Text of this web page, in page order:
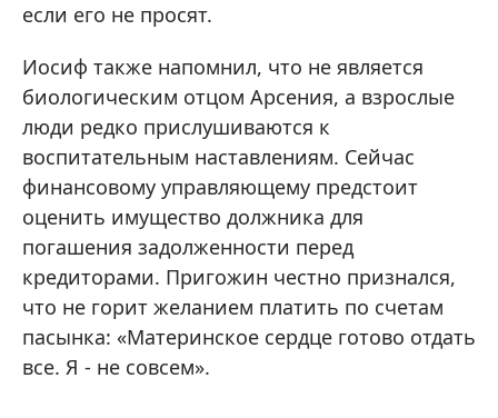
если его не просят.
Иосиф также напомнил, что не является
биологическим отцом Арсения, а взрослые
люди редко прислушиваются к
воспитательным наставлениям. Сейчас
финансовому управляющему предстоит
оценить имущество должника для
погашения задолженности перед
кредиторами. Пригожин честно признался,
что не горит желанием платить по счетам
пасынка: «Материнское сердце готово отдать
все. Я - не совсем».